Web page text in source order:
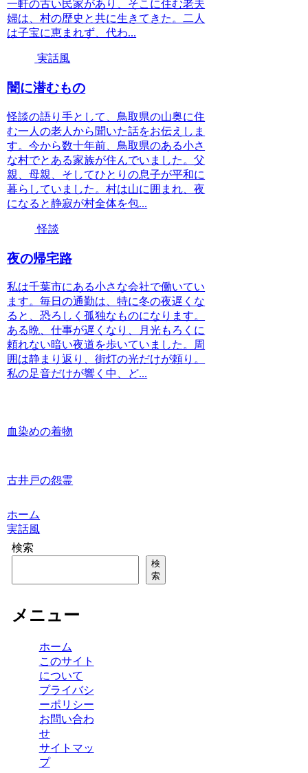
一軒の古い民家があり、そこに住む老夫
婦は、村の歴史と共に生きてきた。二人
は子宝に恵まれず、代わ...
実話風
闇に潜むもの
怪談の語り手として、鳥取県の山奥に住
む一人の老人から聞いた話をお伝えしま
す。今から数十年前、鳥取県のある小さ
な村でとある家族が住んでいました。父
親、母親、そしてひとりの息子が平和に
暮らしていました。村は山に囲まれ、夜
になると静寂が村全体を包...
怪談
夜の帰宅路
私は千葉市にある小さな会社で働いてい
ます。毎日の通勤は、特に冬の夜遅くな
ると、恐ろしく孤独なものになります。
ある晩、仕事が遅くなり、月光もろくに
頼れない暗い夜道を歩いていました。周
囲は静まり返り、街灯の光だけが頼り。
私の足音だけが響く中、ど...
血染めの着物
古井戸の怨霊
ホーム
実話風
検索
検
索
メニュー
ホーム
このサイト
について
プライバシ
ーポリシー
お問い合わ
せ
サイトマッ
プ